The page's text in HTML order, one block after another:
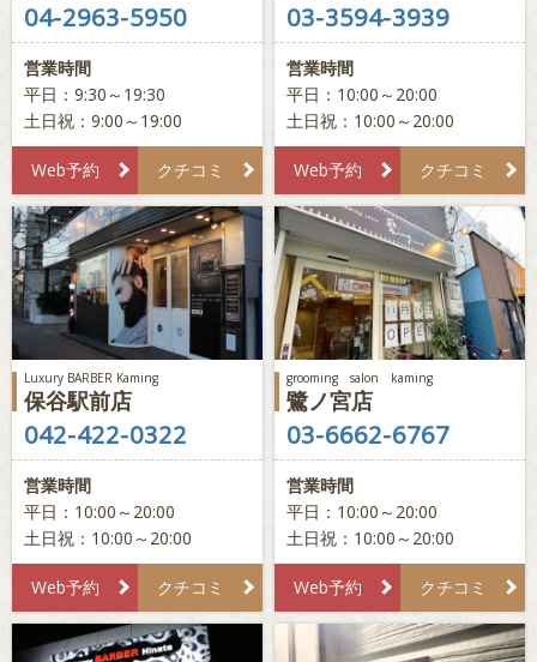
04-2963-5950
営業時間
平日：9:30～19:30
土日祝：9:00～19:00
Web予約 クチコミ
03-3594-3939
営業時間
平日：10:00～20:00
土日祝：10:00～20:00
Web予約 クチコミ
Luxury BARBER Kaming
保谷駅前店
042-422-0322
営業時間
平日：10:00～20:00
土日祝：10:00～20:00
Web予約 クチコミ
grooming salon kaming
鷺ノ宮店
03-6662-6767
営業時間
平日：10:00～20:00
土日祝：10:00～20:00
Web予約 クチコミ